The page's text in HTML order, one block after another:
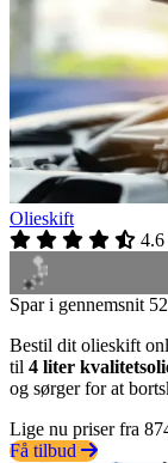
Olieskift
4.6
Spar i gennemsnit
Bestil dit olieskift
til 4 liter
og sørger for at
Lige nu priser fra
Få tilbud